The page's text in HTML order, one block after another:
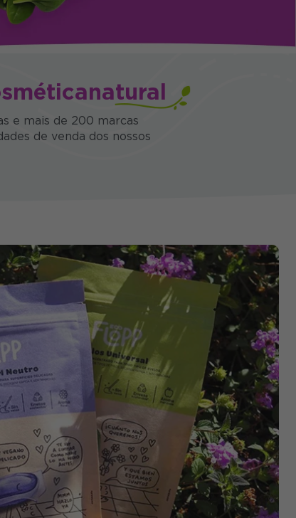
natural
e mais de 200 marcas
de venda dos nossos